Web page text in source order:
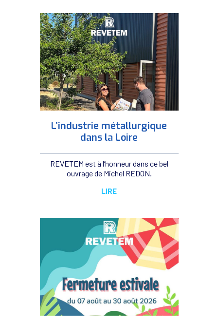
L’industrie métallurgique
dans la Loire
REVETEM est à l’honneur dans ce bel
ouvrage de Michel REDON.
LIRE